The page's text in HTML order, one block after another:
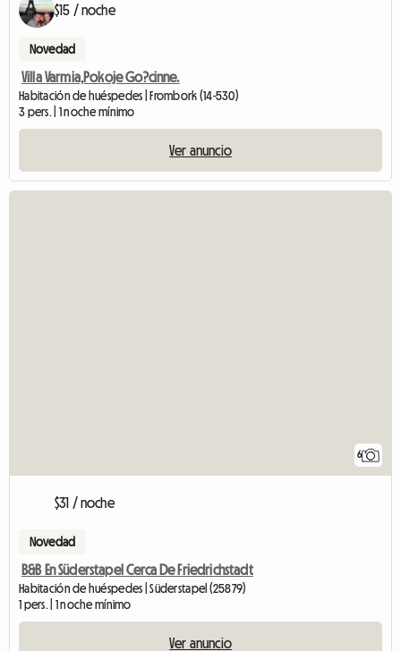
$15 / noche
Novedad
Villa Varmia,Pokoje Go?cinne.
Habitación de huéspedes | Frombork (14-530)
3 pers. | 1 noche mínimo
Ver anuncio
6
$31 / noche
Novedad
B&B En Süderstapel Cerca De Friedrichstadt
Habitación de huéspedes | Süderstapel (25879)
1 pers. | 1 noche mínimo
Ver anuncio